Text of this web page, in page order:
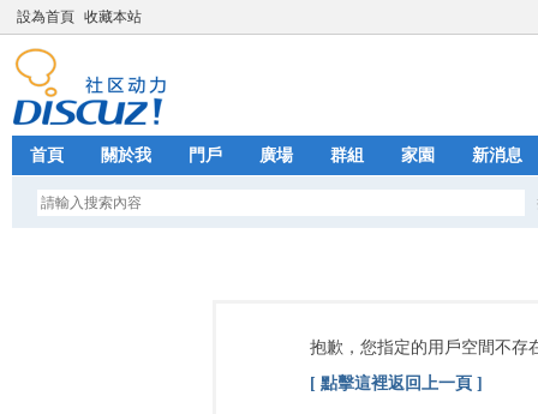
設為首頁 收藏本站
首頁 關於我 門戶 廣場 群組 家園 新消息
抱歉，您指定的用戶空間不存
[ 點擊這裡返回上一頁 ]